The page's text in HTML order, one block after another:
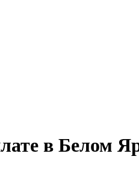
в Белом